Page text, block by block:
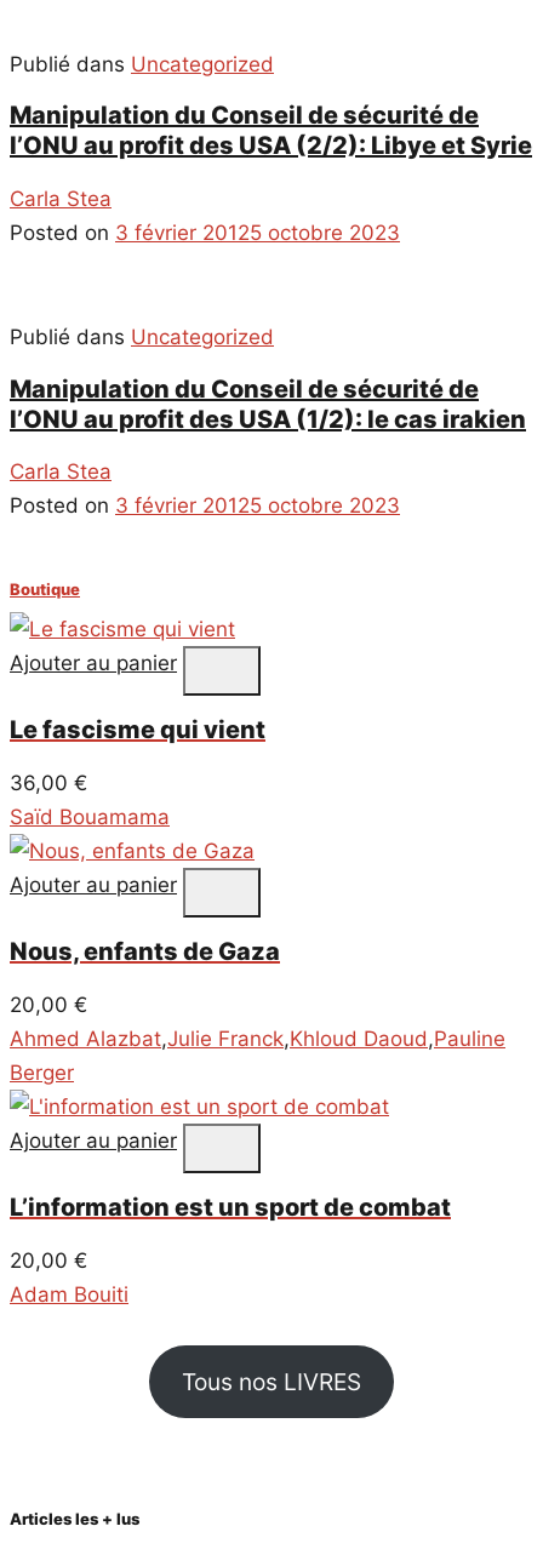
Publié dans Uncategorized
Manipulation du Conseil de sécurité de
l’ONU au profit des USA (2/2): Libye et Syrie
Carla Stea
Posted on 3 février 20125 octobre 2023
Publié dans Uncategorized
Manipulation du Conseil de sécurité de
l’ONU au profit des USA (1/2): le cas irakien
Carla Stea
Posted on 3 février 20125 octobre 2023
Boutique
Ajouter au panier
Le fascisme qui vient
36,00 €
Saïd Bouamama
Ajouter au panier
Nous, enfants de Gaza
20,00 €
Ahmed Alazbat,Julie Franck,Khloud Daoud,Pauline
Berger
Ajouter au panier
L’information est un sport de combat
20,00 €
Adam Bouiti
Tous nos LIVRES
Articles les + lus